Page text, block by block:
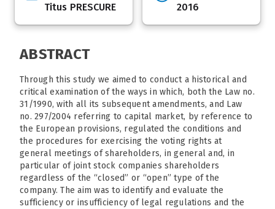
Titus PRESCURE
2016
ABSTRACT
Through this study we aimed to conduct a historical and
critical examination of the ways in which, both the Law no.
31/1990, with all its subsequent amendments, and Law
no. 297/2004 referring to capital market, by reference to
the European provisions, regulated the conditions and
the procedures for exercising the voting rights at
general meetings of shareholders, in general and, in
particular of joint stock companies shareholders
regardless of the “closed” or “open” type of the
company. The aim was to identify and evaluate the
sufficiency or insufficiency of legal regulations and the